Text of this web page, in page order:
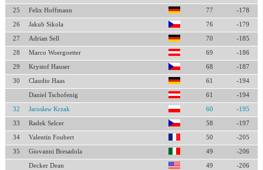
25 Felix Hoffmann 77 -178
26 Jakub Sikola 76 -179
27 Adrian Sell 70 -185
28 Marco Woergoetter 69 -186
29 Krystof Hauser 68 -187
30 Claudio Haas 61 -194
Daniel Tschofenig 61 -194
32 Jarosław Krzak 60 -195
33 Radek Selcer 58 -197
34 Valentin Foubert 50 -205
35 Giovanni Bresadola 49 -206
Decker Dean 49 -206